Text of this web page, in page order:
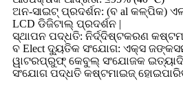
ଅନ-ସାଇଟ୍ ପ୍ରଦର୍ଶନ: (ବ al କଳ୍ପିକ)
LCD ଡିଜିଟାଲ୍ ପ୍ରଦର୍ଶନ |
ସ୍ଥାପନ ପଦ୍ଧତି: ନିର୍ଦ୍ଦିଷ୍ଟକରଣ
ବ Elect ଦ୍ୟୁତିକ ସଂଯୋଗ: ଏକ୍ସ
ୱାଟରପ୍ରୁଫ୍ କେବୁଲ୍ ସଂଯୋଜକ
ସଂଯୋଗ ପଦ୍ଧତି କଷ୍ଟମାଇଜ୍